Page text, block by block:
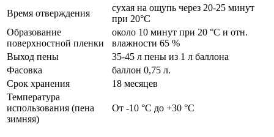
Время отверждения
сухая на ощупь через 20-25 минут
при 20°C
Образование
поверхностной пленки
около 10 минут при 20 °C и отн.
влажности 65 %
Выход пены
35-45 л пены из 1 л баллона
Фасовка
баллон 0,75 л.
Срок хранения
18 месяцев
Температура
использования (пена
зимняя)
От -10 °C до +30 °C